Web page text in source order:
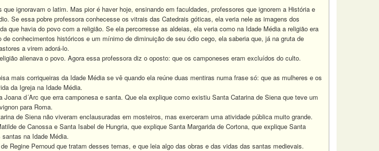
ignoravam o latim. Mas pior é haver hoje, ensinando em faculdades, professores que ignorem a História e
Se essa pobre professora conhecesse os vitrais das Catedrais góticas, ela veria nele as imagens dos
que havia do povo com a religião. Se ela percorresse as aldeias, ela veria como na Idade Média a religião era
conhecimentos históricos e um mínimo de diminuição de seu ódio cego, ela saberia que, já na gruta de
a virem adorá-lo.
alienava o povo. Agora essa professora diz o oposto: que os camponeses eram excluídos do culto.
mais corriqueiras da Idade Média se vê quando ela reúne duas mentiras numa frase só: que as mulheres e os
da Igreja na Idade Média.
d´Arc que erra camponesa e santa. Que ela explique como existiu Santa Catarina de Siena que teve um
para Roma.
de Siena não viveram enclausuradas em mosteiros, mas exerceram uma atividade pública muito grande.
de Canossa e Santa Isabel de Hungria, que explique Santa Margarida de Cortona, que explique Santa
na Idade Média.
Regine Pernoud que tratam desses temas, e que leia algo das obras e das vidas das santas medievais.